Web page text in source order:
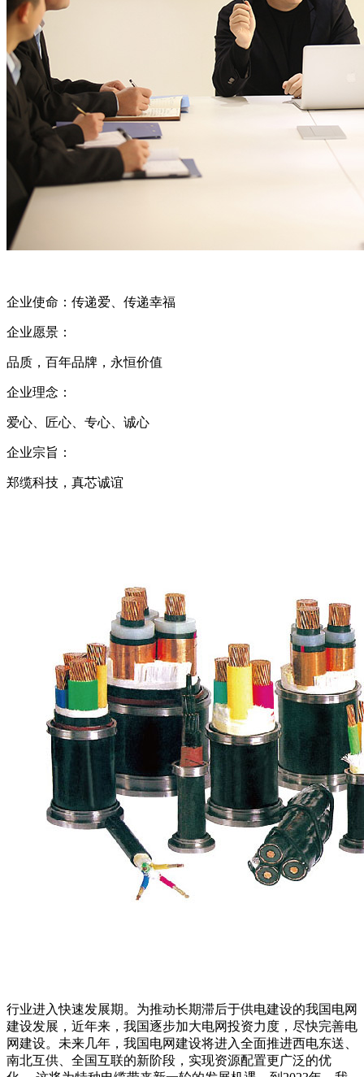
企业使命：传递爱、传递幸福
企业愿景：
品质，百年品牌，永恒价值
企业理念：
爱心、匠心、专心、诚心
企业宗旨：
郑缆科技，真芯诚谊
行业进入快速发展期。为推动长期滞后于供电建设的我国电网
建设发展，近年来，我国逐步加大电网投资力度，尽快完善电
网建设。未来几年，我国电网建设将进入全面推进西电东送、
南北互供、全国互联的新阶段，实现资源配置更广泛的优